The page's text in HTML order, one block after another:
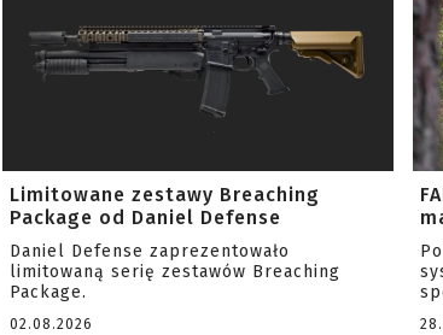
Limitowane zestawy Breaching
Package od Daniel Defense
Daniel Defense zaprezentowało
limitowaną serię zestawów Breaching
Package.
02.08.2026